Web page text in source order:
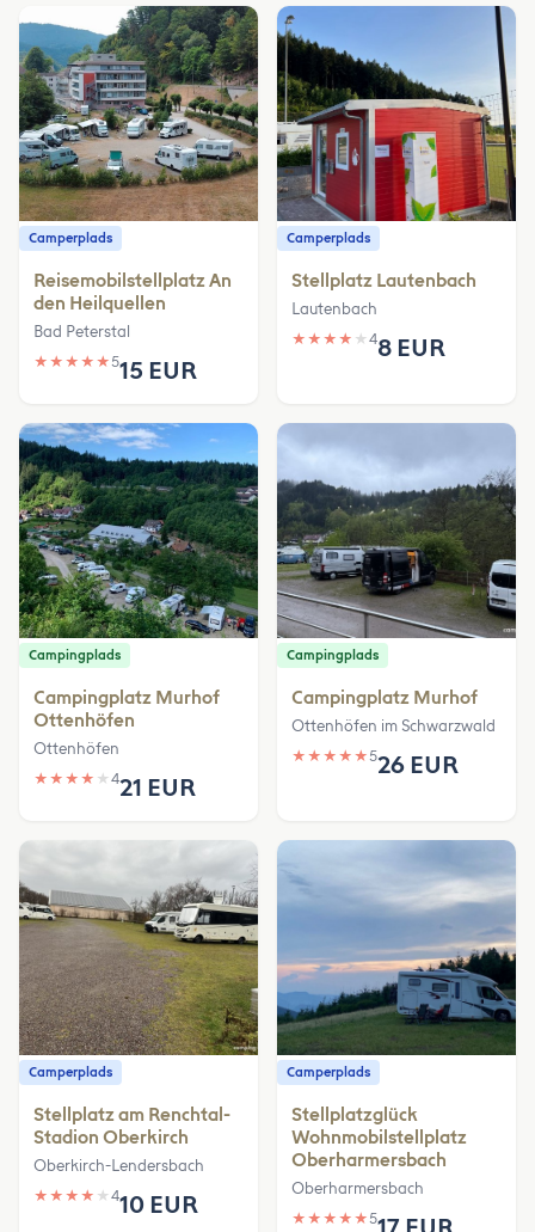
Camperplads
Reisemobilstellplatz An
den Heilquellen
Bad Peterstal
★ ★ ★ ★ ★515 EUR
Camperplads
Stellplatz Lautenbach
Lautenbach
★ ★ ★ ★ ★ 48 EUR
Campingplads
Campingplatz Murhof
Ottenhöfen
Ottenhöfen
★ ★ ★ ★ ★ 421 EUR
Campingplads
Campingplatz Murhof
Ottenhöfen im Schwarzwald
★ ★ ★ ★ ★526 EUR
Camperplads
Stellplatz am Renchtal-
Stadion Oberkirch
Oberkirch-Lendersbach
★ ★ ★ ★ ★ 410 EUR
Camperplads
Stellplatzglück
Wohnmobilstellplatz
Oberharmersbach
Oberharmersbach
★ ★ ★ ★ ★5